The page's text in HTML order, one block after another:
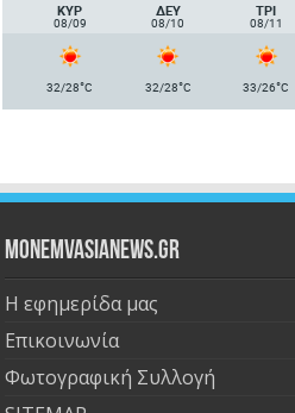
ΚΥΡ
08/09
ΔΕΥ
08/10
ΤΡΙ
08/11
32/28°C 32/28°C 33/26°C
Monemvasianews.gr
Η εφημερίδα μας
Επικοινωνία
Φωτογραφική Συλλογή